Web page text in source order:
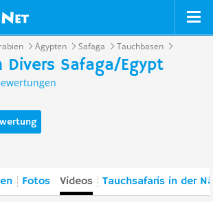
Ägypten Safaga Tauchbasen
Divers Safaga/Egypt
Fotos Videos Tauchsafaris in der